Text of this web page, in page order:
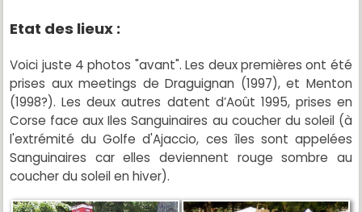
Etat des lieux :
Voici juste 4 photos "avant". Les deux premières ont été
prises aux meetings de Draguignan (1997), et Menton
(1998?). Les deux autres datent d’Août 1995, prises en
Corse face aux Iles Sanguinaires au coucher du soleil (à
l'extrémité du Golfe d'Ajaccio, ces îles sont appelées
Sanguinaires car elles deviennent rouge sombre au
coucher du soleil en hiver).